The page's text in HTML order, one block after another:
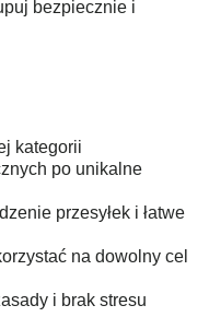
bezpiecznie i
kategorii
po unikalne
przesyłek i łatwe
na dowolny cel
i brak stresu